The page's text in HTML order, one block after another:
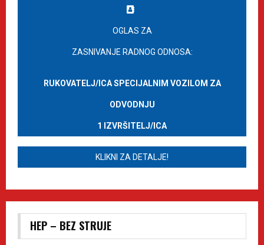
OGLAS ZA
ZASNIVANJE RADNOG ODNOSA:
RUKOVATELJ/ICA SPECIJALNIM VOZILOM ZA
ODVODNJU
1 IZVRŠITELJ/ICA
KLIKNI ZA DETALJE!
HEP – BEZ STRUJE